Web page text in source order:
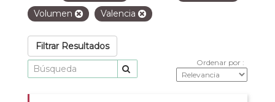
Volumen
Valencia
Filtrar Resultados
Ordenar por